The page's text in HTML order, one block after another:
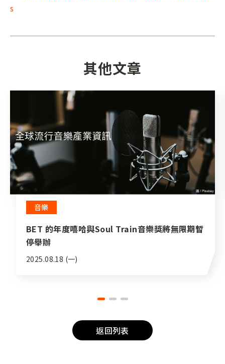
s
其他文章
音樂
BET 的年度嘻哈與Soul Train音樂獎將無限期暫
停舉辦
2025.08.18 (一)
返回列表